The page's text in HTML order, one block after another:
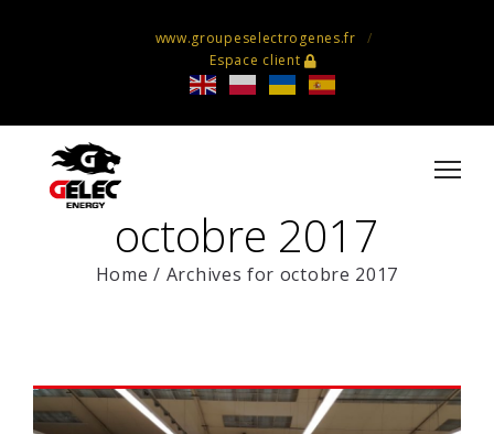
www.groupeselectrogenes.fr
Espace client
octobre 2017
Home / Archives for octobre 2017